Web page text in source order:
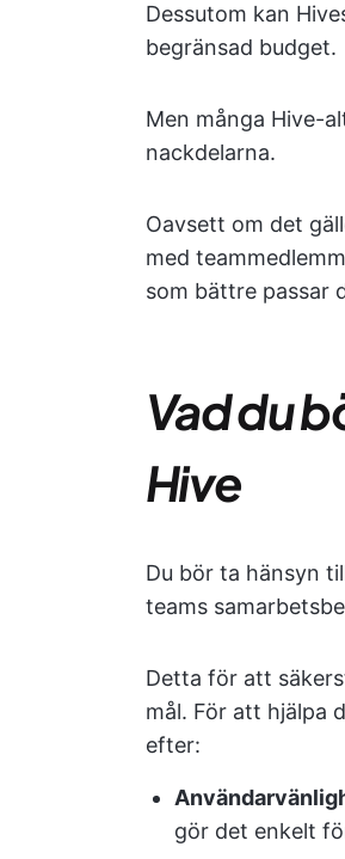
Dessutom kan
begränsad budget.
Men många Hive-
nackdelarna.
Oavsett om det
med
som bättre passar
Vad du
Hive
Du bör ta hänsyn
teams
Detta för att
mål. För att hjälpa
efter:
gör det enkelt